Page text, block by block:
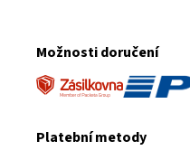
Možnosti doručení
Platební metody